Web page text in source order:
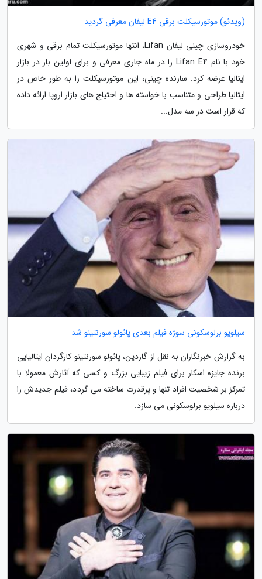
(ویدئو) موتورسیکلت برقی E4 لیفان معرفی گردید
خودروسازی چینی لیفان Lifan، انتها موتورسیکلت تمام برقی و شهری
خود با نام Lifan E4 را در ماه جاری معرفی و برای اولین بار در بازار
ایتالیا عرضه کرد. سازنده چینی، این موتورسیکلت را به طور خاص در
ایتالیا طراحی و متناسب با خواسته ها و احتیاج های بازار اروپا ارائه داده
که قرار است در سه مدل...
سیلویو برلوسکونی سوژه فیلم بعدی پائولو سورنتینو شد
به گزارش خبرنگاران به نقل از گاردین، پائولو سورنتینو کارگردان ایتالیایی
برنده جایزه اسکار برای فیلم زیبایی بزرگ و کسی که آثارش معمولا با
تمرکز بر شخصیت افراد تنها و پرقدرت ساخته می گردد، فیلم جدیدش را
درباره سیلویو برلوسکونی می سازد.